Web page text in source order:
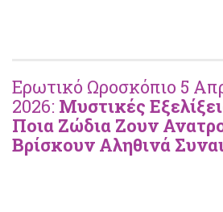
Ερωτικό Ωροσκόπιο 5
2026: Μυστικές
Ποια Ζώδια Ζουν
Βρίσκουν Αληθινά